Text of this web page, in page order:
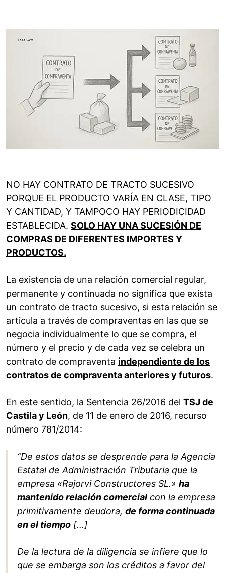
NO HAY CONTRATO DE TRACTO SUCESIVO
PORQUE EL PRODUCTO VARÍA EN CLASE, TIPO
Y CANTIDAD, Y TAMPOCO HAY PERIODICIDAD
ESTABLECIDA. SOLO HAY UNA SUCESIÓN DE
COMPRAS DE DIFERENTES IMPORTES Y
PRODUCTOS.
La existencia de una relación comercial regular,
permanente y continuada no significa que exista
un contrato de tracto sucesivo, si esta relación se
articula a través de compraventas en las que se
negocia individualmente lo que se compra, el
número y el precio y de cada vez se celebra un
contrato de compraventa independiente de los
contratos de compraventa anteriores y futuros.
En este sentido, la Sentencia 26/2016 del TSJ de
Castila y León, de 11 de enero de 2016, recurso
número 781/2014:
“De estos datos se desprende para la Agencia
Estatal de Administración Tributaria que la
empresa «Rajorvi Constructores SL.» ha
mantenido relación comercial con la empresa
primitivamente deudora, de forma continuada
en el tiempo […]
De la lectura de la diligencia se infiere que lo
que se embarga son los créditos a favor del